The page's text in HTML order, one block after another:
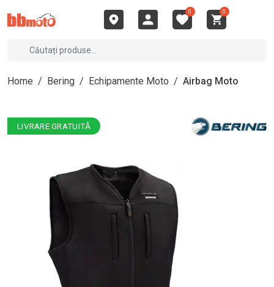
0 0
Home / Bering / Echipamente Moto / Airbag Moto
LIVRARE GRATUITĂ